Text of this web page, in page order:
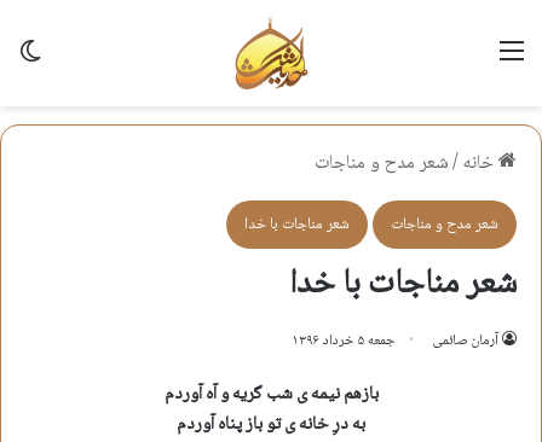
منو
خانه/شعر مدح و مناجات
شعر مدح و مناجات شعر مناجات با خدا
شعر مناجات با خدا
آرمان صائمی جمعه ۵ خرداد ۱۳۹۶
بازهم نیمه ى شب گریه و آه آوردم
به درِ خانه ى تو باز پناه آوردم